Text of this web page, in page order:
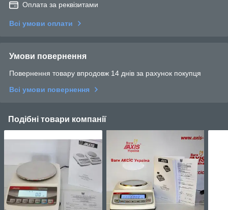
Оплата за реквізитами
Всі умови оплати
Умови повернення
Повернення товару впродовж 14 днів за рахунок покупця
Всі умови повернення
Подібні товари компанії